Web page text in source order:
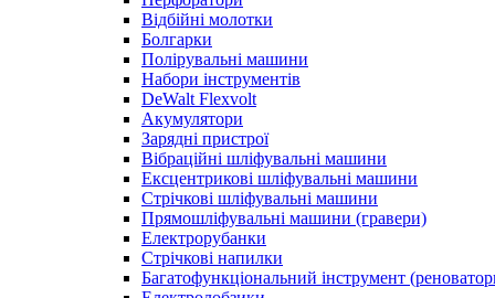
Відбійні молотки
Болгарки
Полірувальні машини
Набори інструментів
DeWalt Flexvolt
Акумулятори
Зарядні пристрої
Вібраційні шліфувальні машини
Ексцентрикові шліфувальні машини
Стрічкові шліфувальні машини
Прямошліфувальні машини (гравери)
Електрорубанки
Стрічкові напилки
Багатофункціональний інструмент